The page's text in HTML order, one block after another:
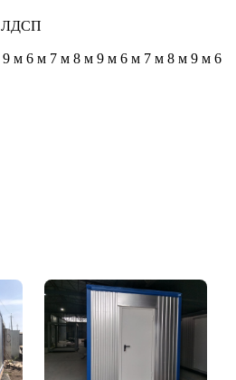
ЛДСП
9 м 6 м 7 м 8 м 9 м 6 м 7 м 8 м 9 м 6